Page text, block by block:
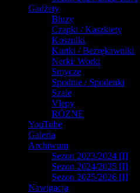
Gadżety
Bluzy
Czapki / Kaszkiety
Koszulki
Kurtki / Bezrękawniki
Nerki/ Worki
Smycze
Spodnie / Spodenki
Szale
Vlepy
RÓZNE
YouTube
Galeria
Archiwum
Sezon 2023/2024 [I]
Sezon 2024/2025 [I]
Sezon 2025/2026 [I]
Nawigacja